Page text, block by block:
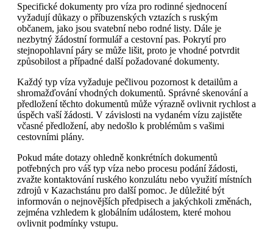
Specifické dokumenty pro víza pro rodinné sjednocení
vyžadují důkazy o příbuzenských vztazích s ruským
občanem, jako jsou svatební nebo rodné listy. Dále je
nezbytný žádostní formulář a cestovní pas. Pokrytí pro
stejnopohlavní páry se může lišit, proto je vhodné potvrdit
způsobilost a případné další požadované dokumenty.
Každý typ víza vyžaduje pečlivou pozornost k detailům a
shromažďování vhodných dokumentů. Správné skenování a
předložení těchto dokumentů může výrazně ovlivnit rychlost a
úspěch vaší žádosti. V závislosti na vydaném vízu zajistěte
včasné předložení, aby nedošlo k problémům s vašimi
cestovními plány.
Pokud máte dotazy ohledně konkrétních dokumentů
potřebných pro váš typ víza nebo procesu podání žádosti,
zvažte kontaktování ruského konzulátu nebo využití místních
zdrojů v Kazachstánu pro další pomoc. Je důležité být
informován o nejnovějších předpisech a jakýchkoli změnách,
zejména vzhledem k globálním událostem, které mohou
ovlivnit podmínky vstupu.